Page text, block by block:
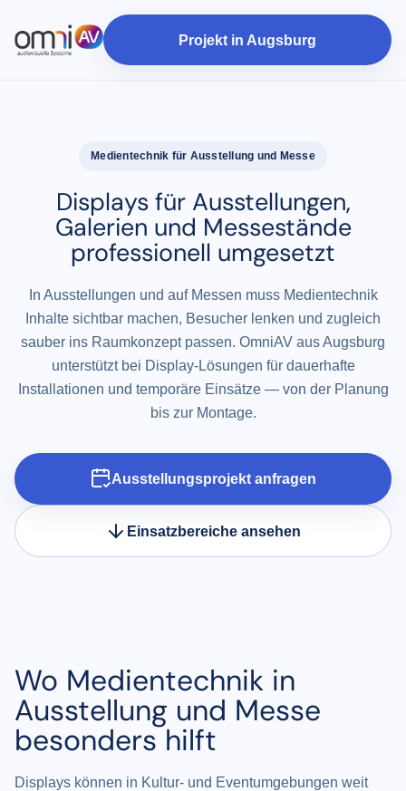
Projekt in Augsburg
Medientechnik für Ausstellung und Messe
Displays für Ausstellungen,
Galerien und Messestände
professionell umgesetzt
In Ausstellungen und auf Messen muss Medientechnik
Inhalte sichtbar machen, Besucher lenken und zugleich
sauber ins Raumkonzept passen. OmniAV aus Augsburg
unterstützt bei Display-Lösungen für dauerhafte
Installationen und temporäre Einsätze — von der Planung
bis zur Montage.
Ausstellungsprojekt anfragen
Einsatzbereiche ansehen
Wo Medientechnik in
Ausstellung und Messe
besonders hilft
Displays können in Kultur- und Eventumgebungen weit